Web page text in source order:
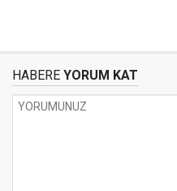
HABERE YORUM KAT